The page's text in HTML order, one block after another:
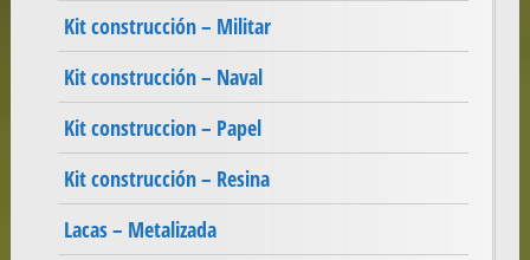
Kit construcción – Militar
Kit construcción – Naval
Kit construccion – Papel
Kit construcción – Resina
Lacas – Metalizada